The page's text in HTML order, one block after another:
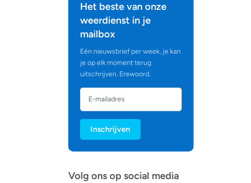
Het beste van onze
weerdienst in je
mailbox
Eén nieuwsbrief per week, je kan
je op elk moment terug
uitschrijven. Erewoord.
Inschrijven
Volg ons op social media